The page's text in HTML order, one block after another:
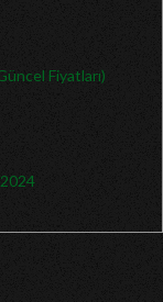
Fiyatları)